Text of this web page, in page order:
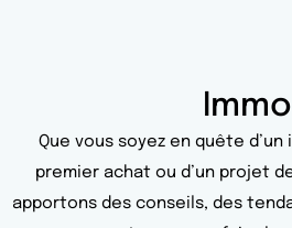
Immo
Que vous soyez en quête d’un
premier achat ou d’un projet
apportons des conseils, des